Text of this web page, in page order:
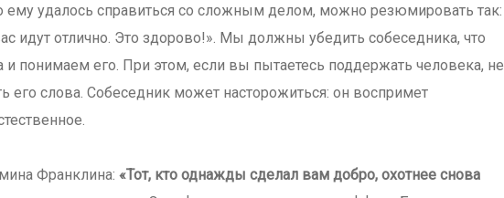
ему удалось справиться со сложным делом, можно резюмировать так:
идут отлично. Это здорово!». Мы должны убедить собеседника, что
и понимаем его. При этом, если вы пытаетесь поддержать человека, не
его слова. Собеседник может насторожиться: он воспримет
Франклина: «Тот, кто однажды сделал вам добро, охотнее снова